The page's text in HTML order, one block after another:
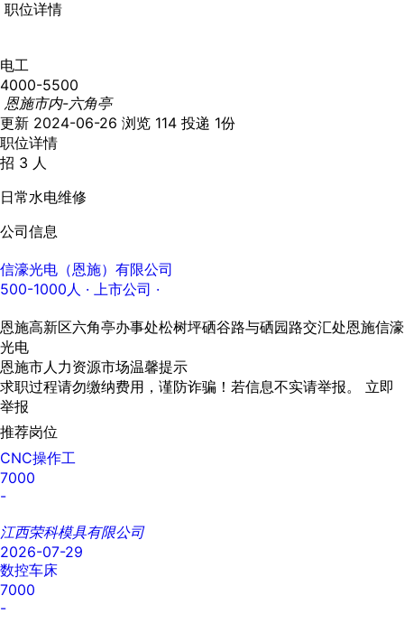
职位详情
电工
4000-5500
恩施市内-六角亭
更新 2024-06-26 浏览 114 投递 1份
职位详情
招 3 人
日常水电维修
公司信息
信濠光电（恩施）有限公司
500-1000人 · 上市公司 ·
恩施高新区六角亭办事处松树坪硒谷路与硒园路交汇处恩施信濠
光电
恩施市人力资源市场温馨提示
求职过程请勿缴纳费用，谨防诈骗！若信息不实请举报。 立即
举报
推荐岗位
CNC操作工
7000
-
江西荣科模具有限公司
2026-07-29
数控车床
7000
-